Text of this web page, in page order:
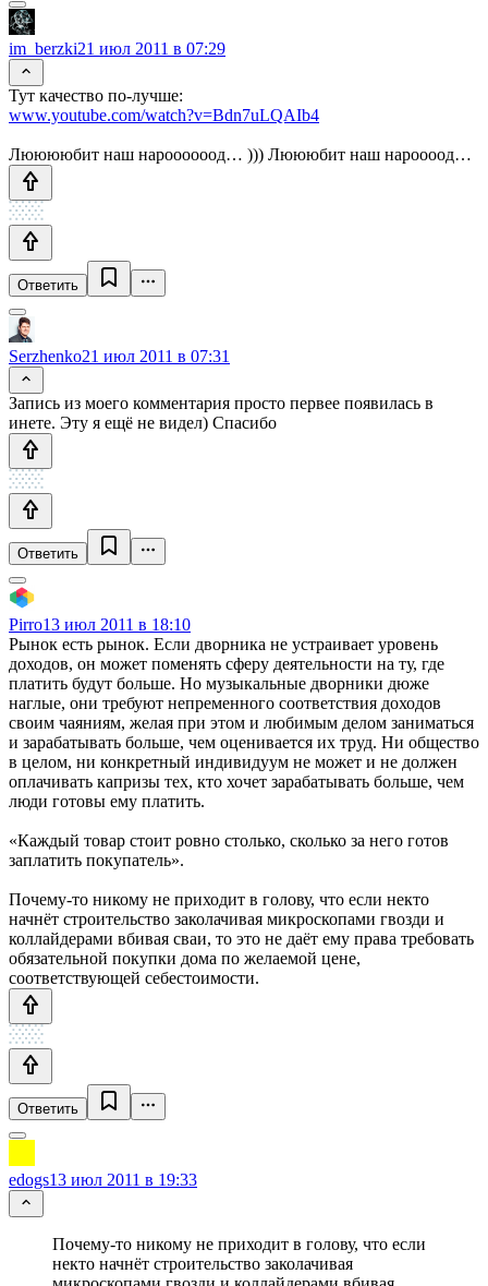
im_berzki21 июл 2011 в 07:29
Тут качество по-лучше:
www.youtube.com/watch?v=Bdn7uLQAIb4
Лююююбит наш нароооооод… ))) Люююбит наш нароооод…
Ответить
Serzhenko21 июл 2011 в 07:31
Запись из моего комментария просто первее появилась в
инете. Эту я ещё не видел) Спасибо
Ответить
Pirro13 июл 2011 в 18:10
Рынок есть рынок. Если дворника не устраивает уровень
доходов, он может поменять сферу деятельности на ту, где
платить будут больше. Но музыкальные дворники дюже
наглые, они требуют непременного соответствия доходов
своим чаяниям, желая при этом и любимым делом заниматься
и зарабатывать больше, чем оценивается их труд. Ни общество
в целом, ни конкретный индивидуум не может и не должен
оплачивать капризы тех, кто хочет зарабатывать больше, чем
люди готовы ему платить.
«Каждый товар стоит ровно столько, сколько за него готов
заплатить покупатель».
Почему-то никому не приходит в голову, что если некто
начнёт строительство заколачивая микроскопами гвозди и
коллайдерами вбивая сваи, то это не даёт ему права требовать
обязательной покупки дома по желаемой цене,
соответствующей себестоимости.
Ответить
edogs13 июл 2011 в 19:33
Почему-то никому не приходит в голову, что если
некто начнёт строительство заколачивая